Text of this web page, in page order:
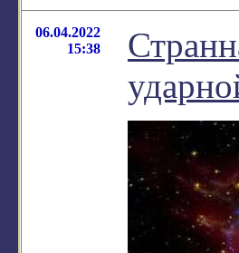
06.04.2022
15:38